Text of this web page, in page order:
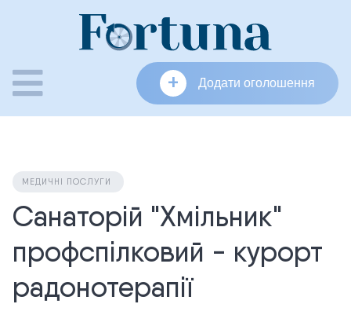
+ Додати оголошення
МЕДИЧНІ ПОСЛУГИ
Санаторій "Хмільник"
профспілковий - курорт
радонотерапії